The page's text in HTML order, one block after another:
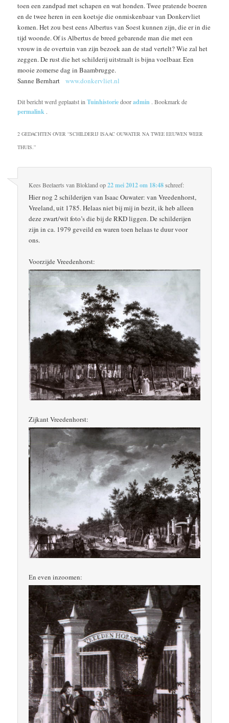
toen een zandpad met schapen en wat honden. Twee pratende boeren
en de twee heren in een koetsje die onmiskenbaar van Donkervliet
komen. Het zou best eens Albertus van Soest kunnen zijn, die er in die
tijd woonde. Of is Albertus de breed gebarende man die met een
vrouw in de overtuin van zijn bezoek aan de stad vertelt? Wie zal het
zeggen. De rust die het schilderij uitstraalt is bijna voelbaar. Een
mooie zomerse dag in Baambrugge.
Sanne Bernhartwww.donkervliet.nl
Dit bericht werd geplaatst inTuinhistoriedooradmin . Bookmark de
permalink .
2 GEDACHTEN OVER “SCHILDERIJ ISAAC OUWATER NA TWEE EEUWEN WEER
THUIS.”
Kees Beelaerts van Blokland op22 mei 2012 om 18:48schreef:
Hier nog 2 schilderijen van Isaac Ouwater: van Vreedenhorst,
Vreeland, uit 1785. Helaas niet bij mij in bezit, ik heb alleen
deze zwart/wit foto’s die bij de RKD liggen. De schilderijen
zijn in ca. 1979 geveild en waren toen helaas te duur voor
ons.
Voorzijde Vreedenhorst:
Zijkant Vreedenhorst:
En even inzoomen: